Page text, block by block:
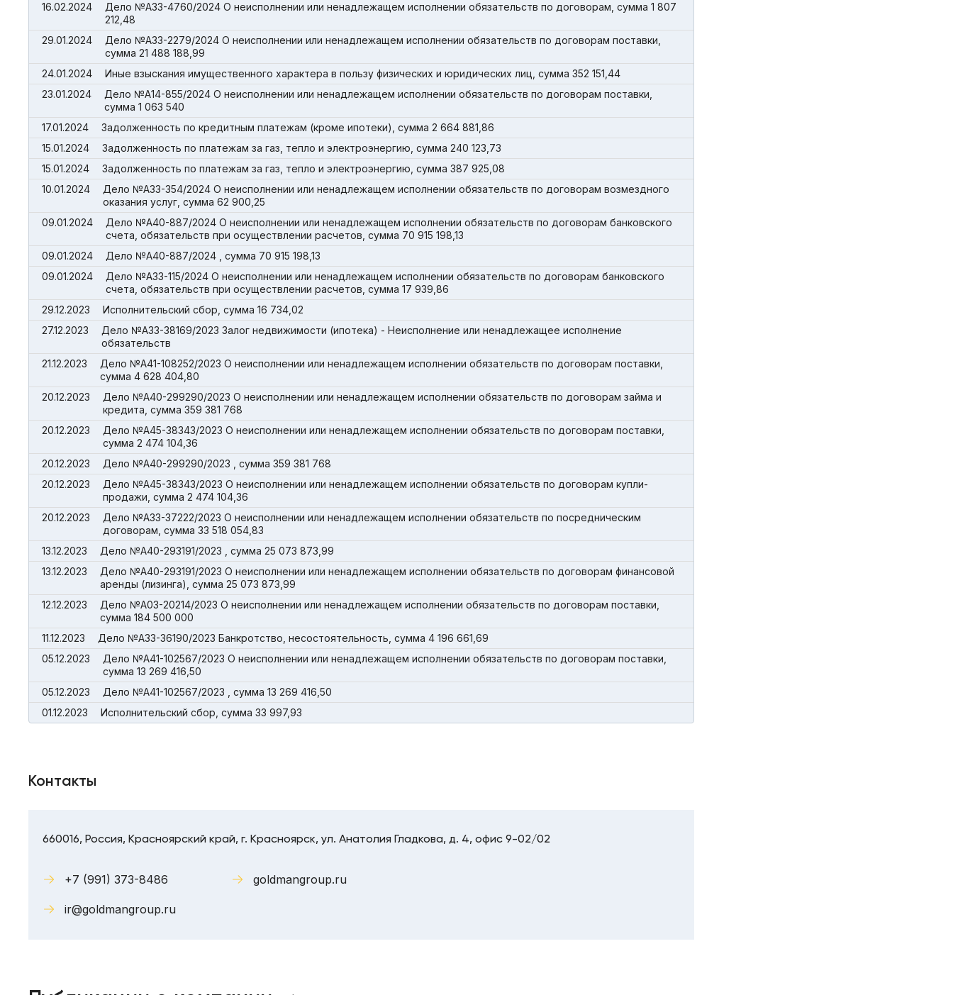
16.02.2024
Дело №А33-4760/2024 О неисполнении или ненадлежащем исполнении обязательств по договорам, сумма 1 807
212,48
29.01.2024
Дело №А33-2279/2024 О неисполнении или ненадлежащем исполнении обязательств по договорам поставки,
сумма 21 488 188,99
24.01.2024
Иные взыскания имущественного характера в пользу физических и юридических лиц, сумма 352 151,44
23.01.2024
Дело №А14-855/2024 О неисполнении или ненадлежащем исполнении обязательств по договорам поставки,
сумма 1 063 540
17.01.2024
Задолженность по кредитным платежам (кроме ипотеки), сумма 2 664 881,86
15.01.2024
Задолженность по платежам за газ, тепло и электроэнергию, сумма 240 123,73
15.01.2024
Задолженность по платежам за газ, тепло и электроэнергию, сумма 387 925,08
10.01.2024
Дело №А33-354/2024 О неисполнении или ненадлежащем исполнении обязательств по договорам возмездного
оказания услуг, сумма 62 900,25
09.01.2024
Дело №А40-887/2024 О неисполнении или ненадлежащем исполнении обязательств по договорам банковского
счета, обязательств при осуществлении расчетов, сумма 70 915 198,13
09.01.2024
Дело №А40-887/2024 , сумма 70 915 198,13
09.01.2024
Дело №А33-115/2024 О неисполнении или ненадлежащем исполнении обязательств по договорам банковского
счета, обязательств при осуществлении расчетов, сумма 17 939,86
29.12.2023
Исполнительский сбор, сумма 16 734,02
27.12.2023
Дело №А33-38169/2023 Залог недвижимости (ипотека) - Неисполнение или ненадлежащее исполнение
обязательств
21.12.2023
Дело №А41-108252/2023 О неисполнении или ненадлежащем исполнении обязательств по договорам поставки,
сумма 4 628 404,80
20.12.2023
Дело №А40-299290/2023 О неисполнении или ненадлежащем исполнении обязательств по договорам займа и
кредита, сумма 359 381 768
20.12.2023
Дело №А45-38343/2023 О неисполнении или ненадлежащем исполнении обязательств по договорам поставки,
сумма 2 474 104,36
20.12.2023
Дело №А40-299290/2023 , сумма 359 381 768
20.12.2023
Дело №А45-38343/2023 О неисполнении или ненадлежащем исполнении обязательств по договорам купли-
продажи, сумма 2 474 104,36
20.12.2023
Дело №А33-37222/2023 О неисполнении или ненадлежащем исполнении обязательств по посредническим
договорам, сумма 33 518 054,83
13.12.2023
Дело №А40-293191/2023 , сумма 25 073 873,99
13.12.2023
Дело №А40-293191/2023 О неисполнении или ненадлежащем исполнении обязательств по договорам финансовой
аренды (лизинга), сумма 25 073 873,99
12.12.2023
Дело №А03-20214/2023 О неисполнении или ненадлежащем исполнении обязательств по договорам поставки,
сумма 184 500 000
11.12.2023
Дело №А33-36190/2023 Банкротство, несостоятельность, сумма 4 196 661,69
05.12.2023
Дело №А41-102567/2023 О неисполнении или ненадлежащем исполнении обязательств по договорам поставки,
сумма 13 269 416,50
05.12.2023
Дело №А41-102567/2023 , сумма 13 269 416,50
01.12.2023
Исполнительский сбор, сумма 33 997,93
Контакты
660016, Россия, Красноярский край, г. Красноярск, ул. Анатолия Гладкова, д. 4, офис 9-02/02
+7 (991) 373-8486
ir@goldmangroup.ru
goldmangroup.ru